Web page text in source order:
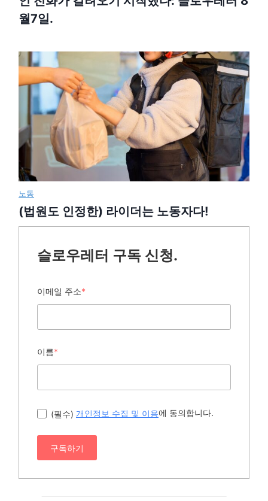
월7일.
노동
(법원도 인정한) 라이더는 노동자다!
슬로우레터 구독 신청.
이메일 주소*
이름*
(필수) 개인정보 수집 및 이용에 동의합니다.
구독하기